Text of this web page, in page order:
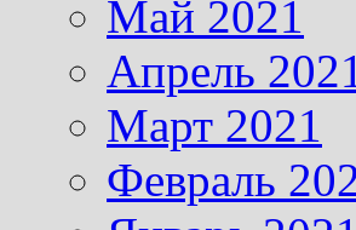
Май 2021
Апрель
Март 2021
Февраль